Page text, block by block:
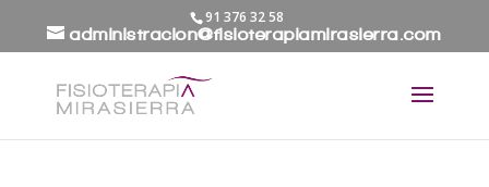
91 376 32 58
administracion@fisioterapiamirasierra.com